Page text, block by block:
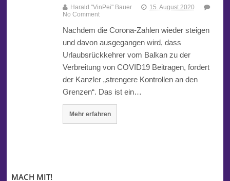
Harald "VinPei" Bauer
15. August 2020
No Comment
Nachdem die Corona-Zahlen wieder steigen
und davon ausgegangen wird, dass
Urlaubsrückkehrer vom Balkan zu der
Verbreitung von COVID19 Beitragen, fordert
der Kanzler „strengere Kontrollen an den
Grenzen“. Das ist ein…
Mehr erfahren
MACH MIT!